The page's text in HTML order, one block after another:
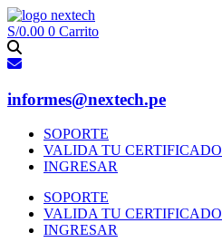
Ir
al
contenido
S/0.00 0 Carrito
informes@nextech.pe
SOPORTE
VALIDA TU CERTIFICADO
INGRESAR
SOPORTE
VALIDA TU CERTIFICADO
INGRESAR